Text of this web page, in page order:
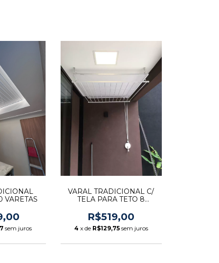
VARETAS
sem juros
VARAL TRADICIONAL C/
TELA PARA TETO 8
R$519,00
4 x de R$129,75 sem juros